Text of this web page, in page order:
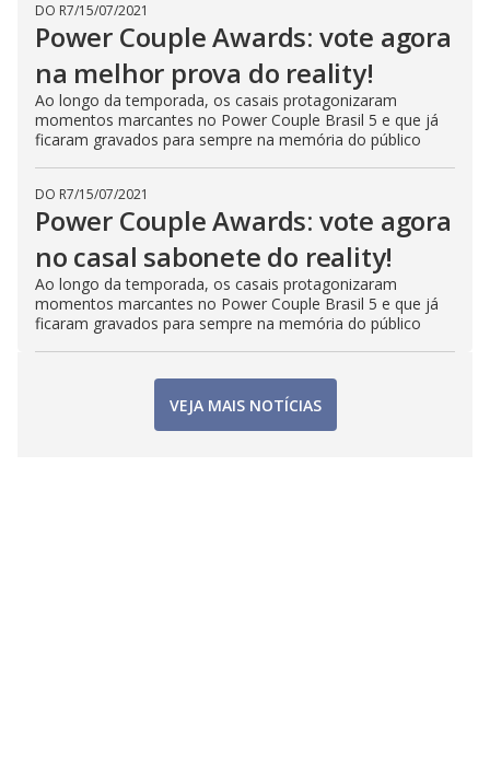
DO R7/15/07/2021
Power Couple Awards: vote agora
na melhor prova do reality!
Ao longo da temporada, os casais protagonizaram
momentos marcantes no Power Couple Brasil 5 e que já
ficaram gravados para sempre na memória do público
DO R7/15/07/2021
Power Couple Awards: vote agora
no casal sabonete do reality!
Ao longo da temporada, os casais protagonizaram
momentos marcantes no Power Couple Brasil 5 e que já
ficaram gravados para sempre na memória do público
VEJA MAIS NOTÍCIAS